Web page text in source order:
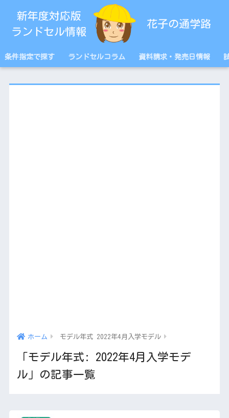
条件指定で探す ランドセルコラム 資料請求・発売日情報
ホーム モデル年式 2022年4月入学モデル
「モデル年式: 2022年4月入学モデ
ル 」の記事一覧